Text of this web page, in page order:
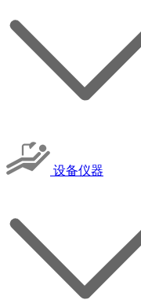
设备仪器